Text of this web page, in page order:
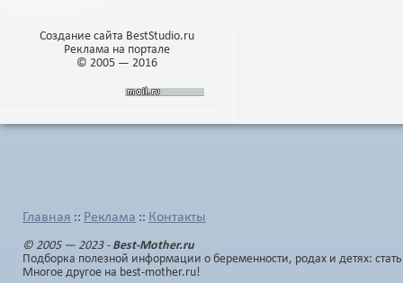
Создание сайта BestStudio.ru
Реклама на портале
© 2005 — 2016
Главная :: Реклама :: Контакты
© 2005 — 2023 - Best-Mother.ru
Подборка полезной информации о беременности, родах и детях:
Многое другое на best-mother.ru!